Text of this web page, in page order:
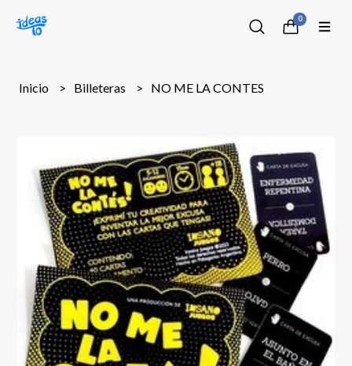
0
Inicio Billeteras NO ME LA CONTES